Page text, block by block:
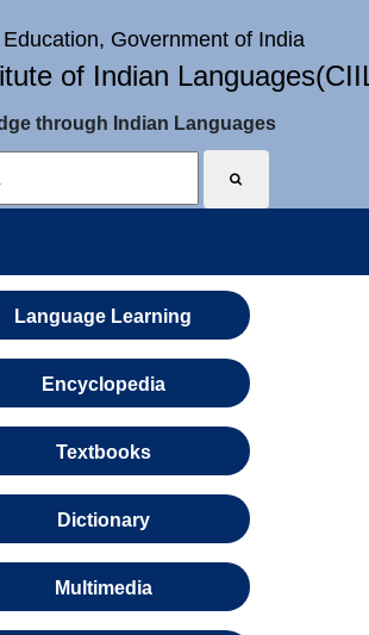
Government of India
of Indian
through Indian Languages
Language Learning
Encyclopedia
Textbooks
Dictionary
Multimedia